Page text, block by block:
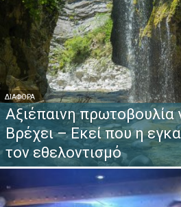
ΔΙΆΦΟΡΑ
Αξιέπαινη πρωτοβουλία
Βρέχει – Εκεί που η
τον εθελοντισμό